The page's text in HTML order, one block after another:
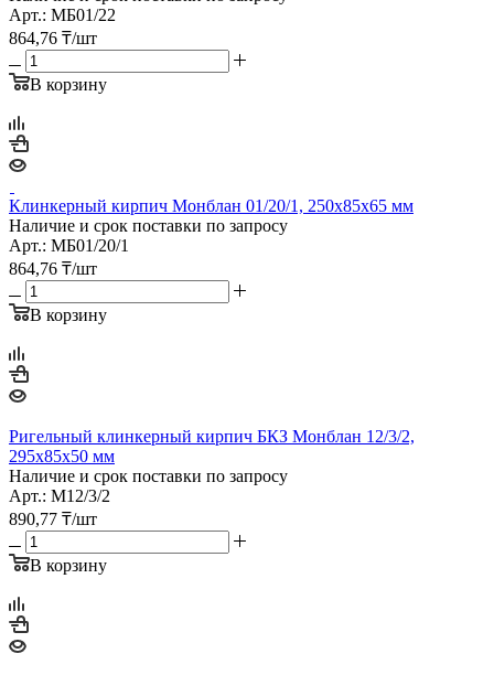
Арт.: МБ01/22
864,76 ₸/шт
В корзину
Клинкерный кирпич Монблан 01/20/1, 250х85х65 мм
Наличие и срок поставки по запросу
Арт.: МБ01/20/1
864,76 ₸/шт
В корзину
Ригельный клинкерный кирпич БКЗ Монблан 12/3/2,
295х85х50 мм
Наличие и срок поставки по запросу
Арт.: М12/3/2
890,77 ₸/шт
В корзину